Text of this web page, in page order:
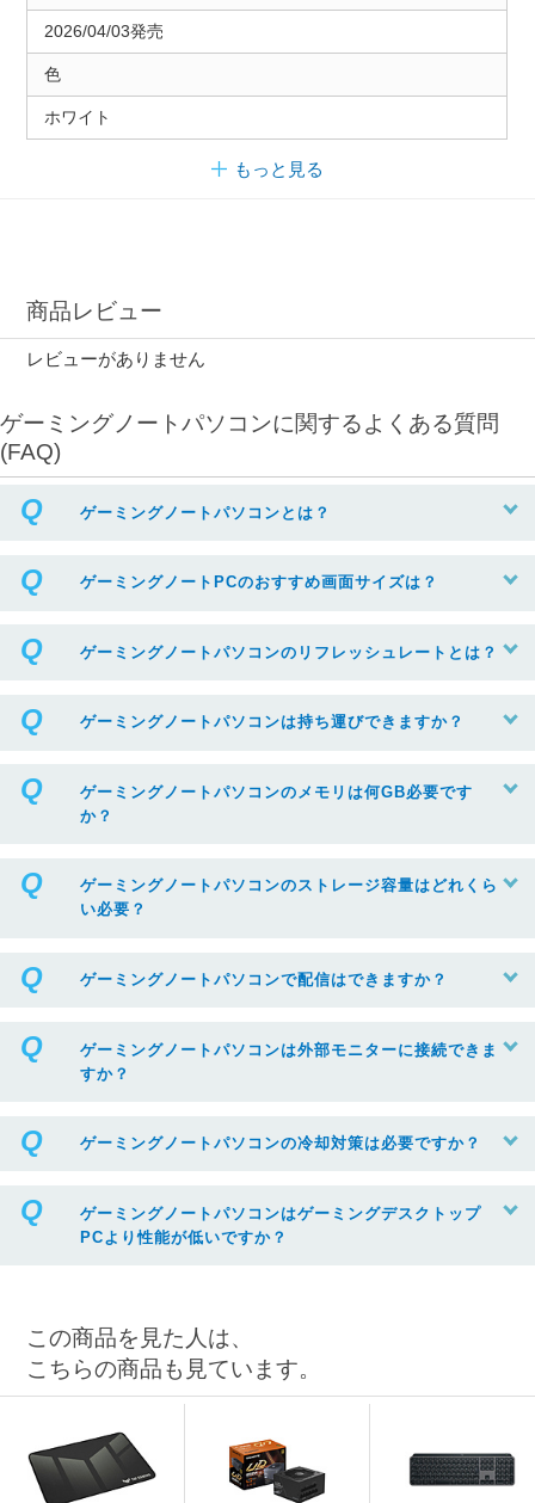
2026/04/03発売
色
ホワイト
もっと見る
商品レビュー
レビューがありません
ゲーミングノートパソコンに関するよくある質問
(FAQ)
ゲーミングノートパソコンとは？
ゲーミングノートPCのおすすめ画面サイズは？
ゲーミングノートパソコンのリフレッシュレートとは？
ゲーミングノートパソコンは持ち運びできますか？
ゲーミングノートパソコンのメモリは何GB必要です
か？
ゲーミングノートパソコンのストレージ容量はどれくら
い必要？
ゲーミングノートパソコンで配信はできますか？
ゲーミングノートパソコンは外部モニターに接続できま
すか？
ゲーミングノートパソコンの冷却対策は必要ですか？
ゲーミングノートパソコンはゲーミングデスクトップ
PCより性能が低いですか？
この商品を見た人は、
こちらの商品も見ています。